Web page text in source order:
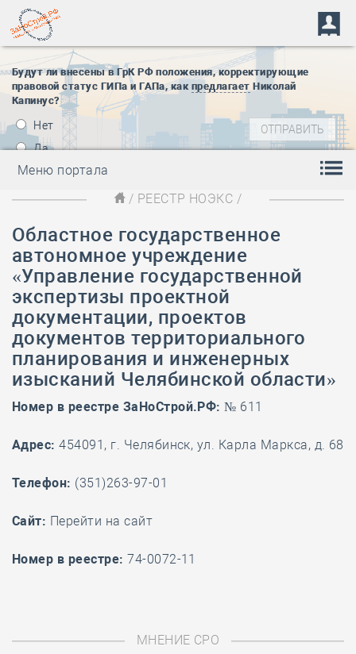
Будут ли внесены в ГрК РФ положения, корректирующие
правовой статус ГИПа и ГАПа, как предлагает Николай
Капинус?
Нет
Да
Меню портала
/ РЕЕСТР НОЭКС /
Областное государственное
автономное учреждение
«Управление государственной
экспертизы проектной
документации, проектов
документов территориального
планирования и инженерных
изысканий Челябинской области»
Номер в реестре ЗаНоСтрой.РФ: № 611
Адрес: 454091, г. Челябинск, ул. Карла Маркса, д. 68
Телефон: (351)263-97-01
Cайт: Перейти на сайт
Номер в реестре: 74-0072-11
МНЕНИЕ СРО